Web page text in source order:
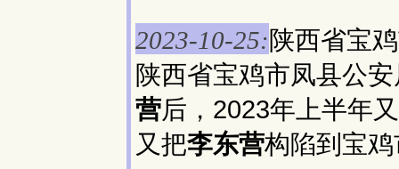
2023-10-25:陕西省宝
陕西省宝鸡市凤县公
营后，2023年上半年
又把李东营构陷到宝